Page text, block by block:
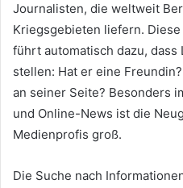
Journalisten, die weltweit
Kriegsgebieten liefern.
führt automatisch dazu, dass
stellen: Hat er eine
an seiner Seite? Besonders
und Online-News ist die
Medienprofis groß.
Die Suche nach